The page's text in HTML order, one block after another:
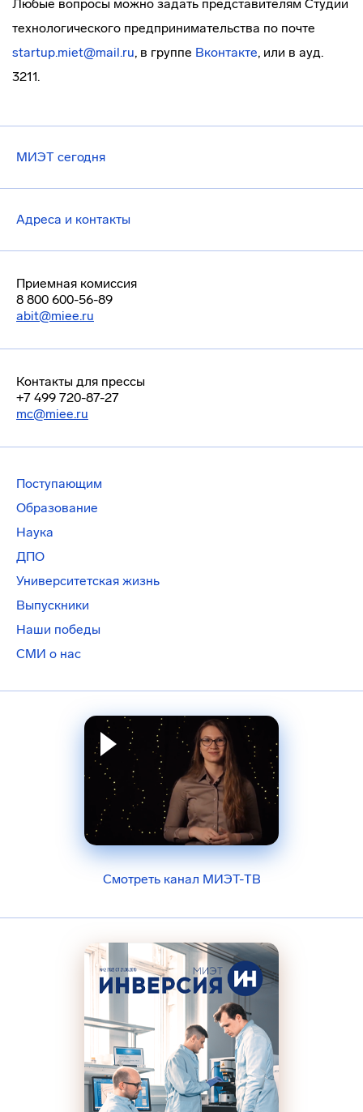
Любые вопросы можно задать представителям Студии
технологического предпринимательства по почте
startup.miet@mail.ru, в группе Вконтакте, или в ауд.
3211.
МИЭТ сегодня
Адреса и контакты
Приемная комиссия
8 800 600-56-89
abit@miee.ru
Контакты для прессы
+7 499 720-87-27
mc@miee.ru
Поступающим
Образование
Наука
ДПО
Университетская жизнь
Выпускники
Наши победы
СМИ о нас
Смотреть канал МИЭТ-ТВ